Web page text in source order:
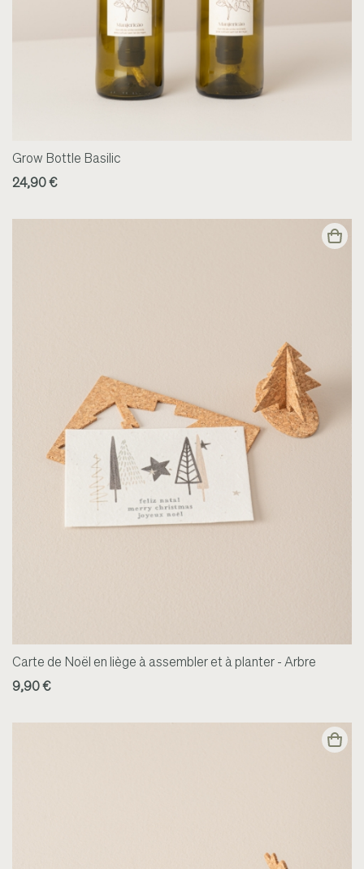
Grow Bottle Basilic
24,90 €
Carte de Noël en liège à assembler et à planter - Arbre
9,90 €